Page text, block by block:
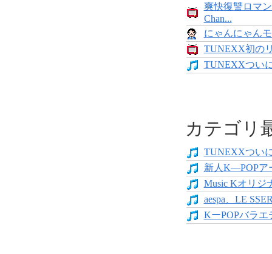
爽快復讐ロマ
Chan...
にゃんにゃん
TUNEXX初の
TUNEXXつい
カテゴリ
TUNEXXつい
新人K―POPア
Music Kオリジ
aespa、LE
KーPOPバラエ